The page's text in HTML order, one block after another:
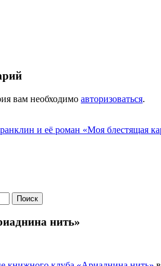
вам необходимо авторизоваться.
и её роман «Моя блестящая
нить»